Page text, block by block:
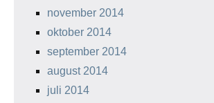
november 2014
oktober 2014
september 2014
august 2014
juli 2014